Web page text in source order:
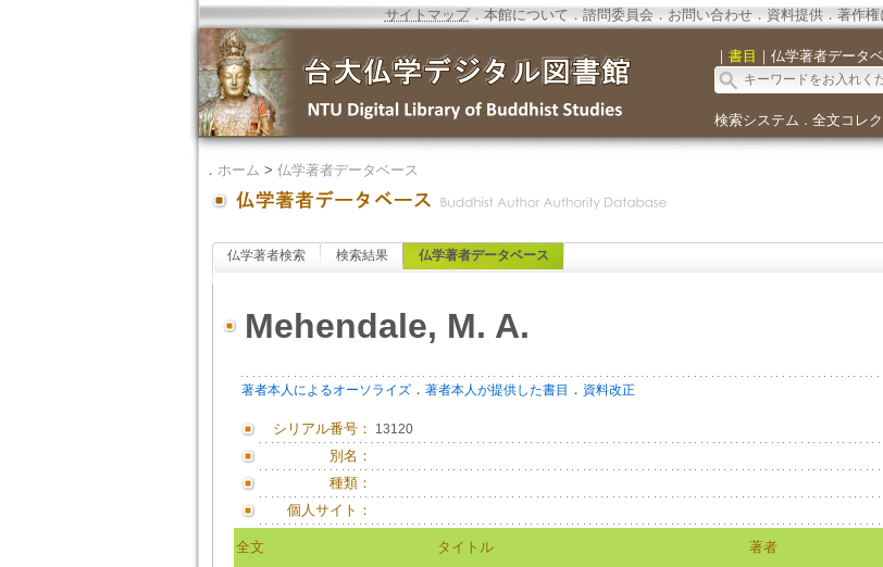
サイトマップ．本館について．諮問委員会． お問い合わせ． 資料提供．著作権
｜ 書目 ｜ 仏学著者データ
検索システム ． 全文コレ
． ホーム > 仏学著者データベース
仏学著者検索 検索結果 仏学著者データベース
Mehendale, M. A.
著者本人によるオーソライズ． 著者本人が提供した書目 ． 資料改正
シリアル番号： 13120
別名：
種類：
個人サイト：
全文 タイトル 著者